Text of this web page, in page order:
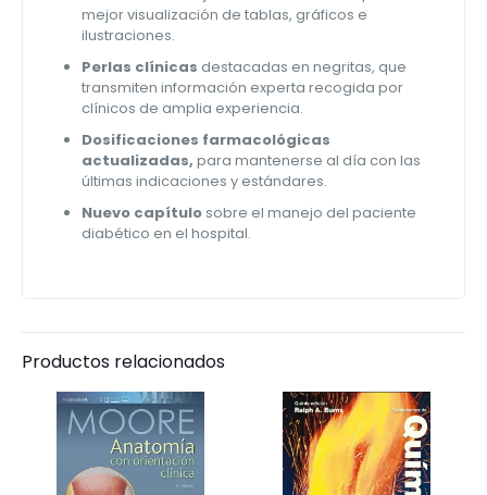
mejor visualización de tablas, gráficos e
ilustraciones.
Perlas clínicas destacadas en negritas, que
transmiten información experta recogida por
clínicos de amplia experiencia.
Dosificaciones farmacológicas
actualizadas, para mantenerse al día con las
últimas indicaciones y estándares.
Nuevo capítulosobre el manejo del paciente
diabético en el hospital.
Productos relacionados